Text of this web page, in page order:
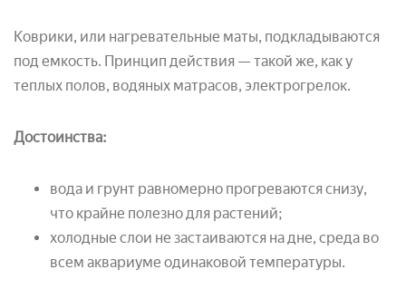
Коврики, или нагревательные маты, подкладываются
под емкость. Принцип действия — такой же, как у
теплых полов, водяных матрасов, электрогрелок.
Достоинства:
вода и грунт равномерно прогреваются снизу,
что крайне полезно для растений;
холодные слои не застаиваются на дне, среда во
всем аквариуме одинаковой температуры.